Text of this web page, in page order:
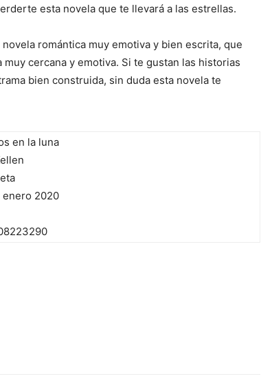
esta novela que te llevará a las estrellas.
romántica muy emotiva y bien escrita, que
cercana y emotiva. Si te gustan las historias
bien construida, sin duda esta novela te
en la luna
enero 2020